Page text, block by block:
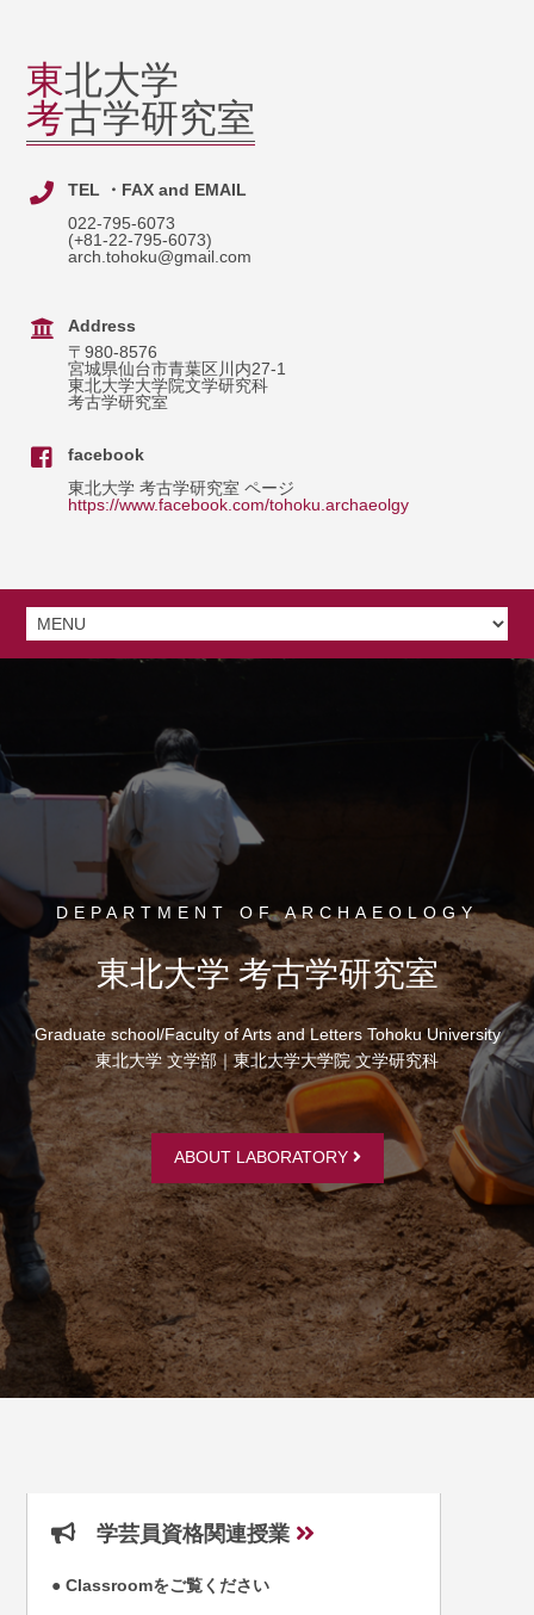
東北大学
考古学研究室
TEL ・FAX and EMAIL
022-795-6073
(+81-22-795-6073)
arch.tohoku@gmail.com
Address
〒980-8576
宮城県仙台市青葉区川内27-1
東北大学大学院文学研究科
考古学研究室
facebook
東北大学 考古学研究室 ページ
https://www.facebook.com/tohoku.archaeolgy
DEPARTMENT OF ARCHAEOLOGY
東北大学 考古学研究室
Graduate school/Faculty of Arts and Letters Tohoku University
東北大学 文学部｜東北大学大学院 文学研究科
ABOUT LABORATORY
学芸員資格関連授業
● Classroomをご覧ください